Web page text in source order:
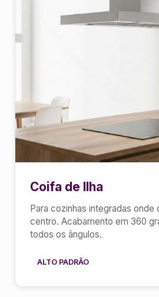
Coifa de Ilha
Para cozinhas integradas onde
centro. Acabamento em 360
todos os ângulos.
ALTO PADRÃO